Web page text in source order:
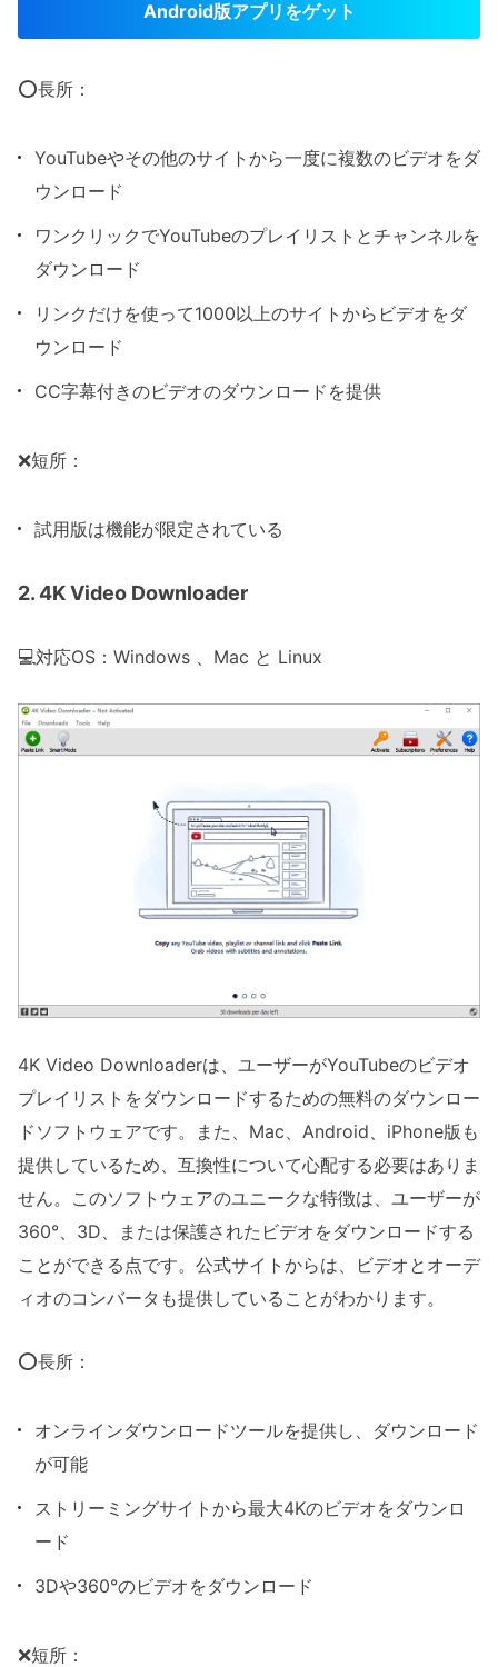
Android版アプリをゲット
⭕長所：
YouTubeやその他のサイトから一度に複数のビデオをダ
ウンロード
ワンクリックでYouTubeのプレイリストとチャンネルを
ダウンロード
リンクだけを使って1000以上のサイトからビデオをダ
ウンロード
CC字幕付きのビデオのダウンロードを提供
❌短所：
試用版は機能が限定されている
2. 4K Video Downloader
💻対応OS：Windows 、Mac と Linux
4K Video Downloaderは、ユーザーがYouTubeのビデオ
プレイリストをダウンロードするための無料のダウンロー
ドソフトウェアです。また、Mac、Android、iPhone版も
提供しているため、互換性について心配する必要はありま
せん。このソフトウェアのユニークな特徴は、ユーザーが
360°、3D、または保護されたビデオをダウンロードする
ことができる点です。公式サイトからは、ビデオとオーデ
ィオのコンバータも提供していることがわかります。
⭕長所：
オンラインダウンロードツールを提供し、ダウンロード
が可能
ストリーミングサイトから最大4Kのビデオをダウンロ
ード
3Dや360°のビデオをダウンロード
❌短所：